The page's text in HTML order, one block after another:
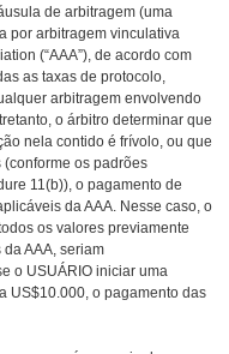
de arbitragem (uma
por arbitragem vinculativa
(“AAA”), de acordo com
as taxas de protocolo,
arbitragem envolvendo
o árbitro determinar que
nela contido é frívolo, ou que
os padrões
11(b)), o pagamento de
da AAA. Nesse caso, o
os valores previamente
AAA, seriam
o USUÁRIO iniciar uma
US$10.000, o pagamento das